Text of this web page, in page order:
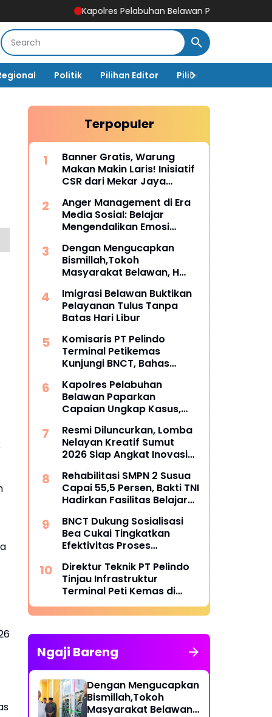
Kapolres Pelabuhan Belawan Paparkan Capaian Ungkap
Politik Pilihan Editor Pilihan Rakyat
Terpopuler
Banner Gratis, Warung
Makan Makin Laris! Inisiatif
CSR dari Mekar Jaya
Universitas Siber Asia
Anger Management di Era
Media Sosial: Belajar
Mengendalikan Emosi
Dengan Mengucapkan
Bismillah,Tokoh
Masyarakat Belawan, H
Musholla
Imigrasi Belawan Buktikan
Pelayanan Tulus Tanpa
Batas Hari Libur
Komisaris PT Pelindo
Terminal Petikemas
Kunjungi BNCT, Bahas
Pengembangan Terminal
Kapolres Pelabuhan
Belawan Paparkan
Capaian Ungkap Kasus,
Premanisme dan Narkoba
Resmi Diluncurkan, Lomba
Nelayan Kreatif Sumut
2026 Siap Angkat Inovasi
Rehabilitasi SMPN 2 Susua
Capai 55,5 Persen, Bakti TNI
Hadirkan Fasilitas Belajar
BNCT Dukung Sosialisasi
Bea Cukai Tingkatkan
Efektivitas Proses
Container
Direktur Teknik PT Pelindo
Tinjau Infrastruktur
Terminal Peti Kemas di
Belawan
Ngaji Bareng
Dengan Mengucapkan
Bismillah,Tokoh
Masyarakat Belawan,